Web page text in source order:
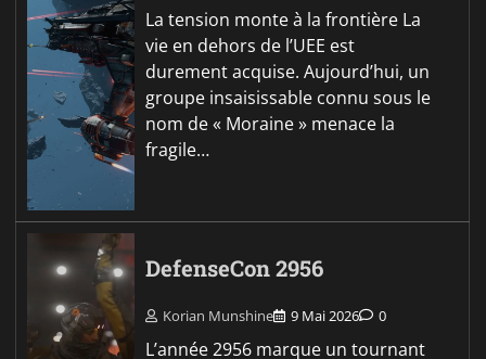
La tension monte à la frontière La
vie en dehors de l’UEE est
durement acquise. Aujourd’hui, un
groupe insaisissable connu sous le
nom de « Moraine » menace la
fragile…
DefenseCon 2956
Korian Munshine 9 Mai 2026 0
L’année 2956 marque un tournant